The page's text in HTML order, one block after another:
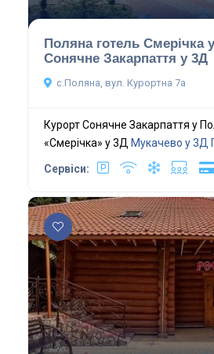
Поляна готель Смерічка
Сонячне Закарпаття у 3Д
с.Поляна, вул. Курортна 7а
Курорт Сонячне Закарпаття у
«Смерічка» у 3Д Мукачево у 3Д
Сервіси: